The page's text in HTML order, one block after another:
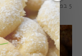
5 בפברואר 2021